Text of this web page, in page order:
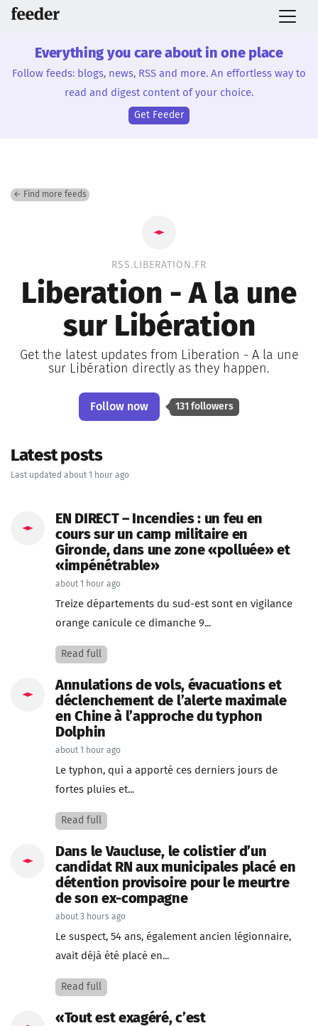
Everything you care about in one place
Follow feeds: blogs, news, RSS and more. An effortless way to
read and digest content of your choice.
Get Feeder
← Find more feeds
RSS.LIBERATION.FR
Liberation - A la une
sur Libération
Get the latest updates from Liberation - A la une
sur Libération directly as they happen.
Follow now 131 followers
Latest posts
Last updated about 1 hour ago
EN DIRECT – Incendies : un feu en
cours sur un camp militaire en
Gironde, dans une zone «polluée» et
«impénétrable»
about 1 hour ago
Treize départements du sud-est sont en vigilance
orange canicule ce dimanche 9...
Read full
Annulations de vols, évacuations et
déclenchement de l’alerte maximale
en Chine à l’approche du typhon
Dolphin
about 1 hour ago
Le typhon, qui a apporté ces derniers jours de
fortes pluies et...
Read full
Dans le Vaucluse, le colistier d’un
candidat RN aux municipales placé en
détention provisoire pour le meurtre
de son ex-compagne
about 3 hours ago
Le suspect, 54 ans, également ancien légionnaire,
avait déjà été placé en...
Read full
«Tout est exagéré, c’est